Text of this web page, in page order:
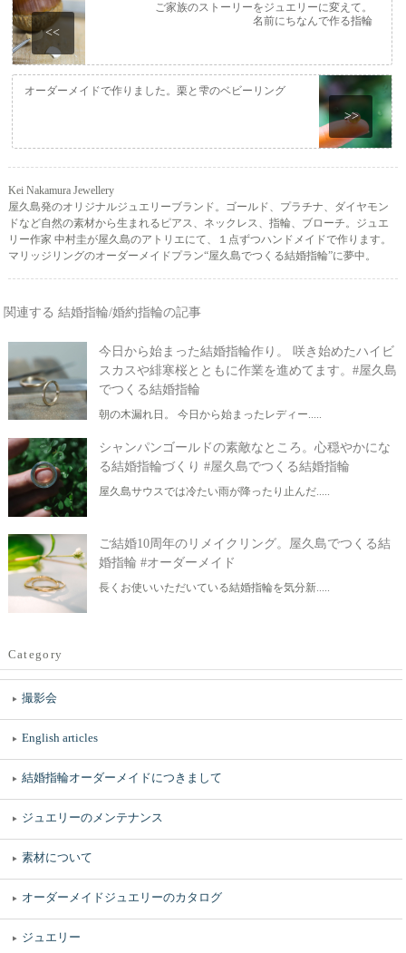
<<
ご家族のストーリーをジュエリーに変えて。
名前にちなんで作る指輪
>>
オーダーメイドで作りました。栗と雫のベビーリング
Kei Nakamura Jewellery
屋久島発のオリジナルジュエリーブランド。ゴールド、プラチナ、ダイヤモン
ドなど自然の素材から生まれるピアス、ネックレス、指輪、ブローチ。ジュエ
リー作家 中村圭が屋久島のアトリエにて、１点ずつハンドメイドで作ります。
マリッジリングのオーダーメイドプラン“屋久島でつくる結婚指輪”に夢中。
関連する 結婚指輪/婚約指輪の記事
今日から始まった結婚指輪作り。 咲き始めたハイビ
スカスや緋寒桜とともに作業を進めてます。#屋久島
でつくる結婚指輪
朝の木漏れ日。 今日から始まったレディー.....
シャンパンゴールドの素敵なところ。心穏やかにな
る結婚指輪づくり #屋久島でつくる結婚指輪
屋久島サウスでは冷たい雨が降ったり止んだ.....
ご結婚10周年のリメイクリング。屋久島でつくる結
婚指輪 #オーダーメイド
長くお使いいただいている結婚指輪を気分新.....
Category
撮影会
English articles
結婚指輪オーダーメイドにつきまして
ジュエリーのメンテナンス
素材について
オーダーメイドジュエリーのカタログ
ジュエリー